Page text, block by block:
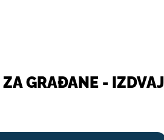
ZA GRAĐANE -